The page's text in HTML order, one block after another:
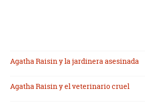
Agatha Raisin y la jardinera asesinada
Agatha Raisin y el veterinario cruel